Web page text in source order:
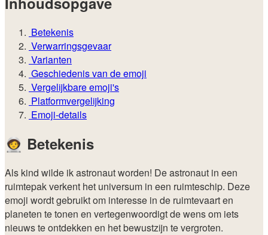
Betekenis
Verwarringsgevaar
Varianten
Geschiedenis van de emoji
Vergelijkbare emoji's
Platformvergelijking
Emoji-details
🧑‍🚀 Betekenis
Als kind wilde ik astronaut worden! De astronaut in een
ruimtepak verkent het universum in een ruimteschip. Deze
emoji wordt gebruikt om interesse in de ruimtevaart en
planeten te tonen en vertegenwoordigt de wens om iets
nieuws te ontdekken en het bewustzijn te vergroten.